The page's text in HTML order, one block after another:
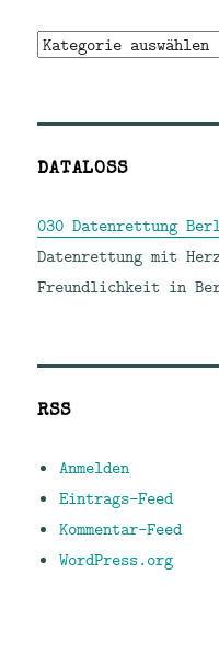
Kategorien
DATALOSS
030 Datenrettung
Datenrettung mit
Freundlichkeit in
RSS
Anmelden
Eintrags-Feed
Kommentar-Feed
WordPress.org